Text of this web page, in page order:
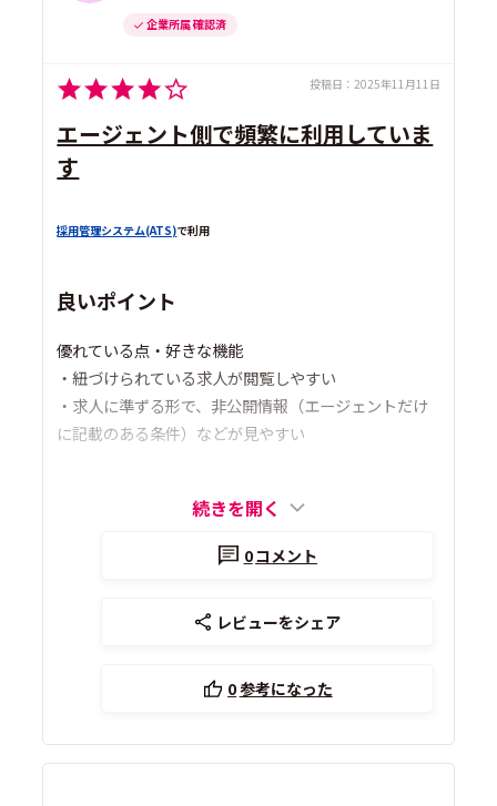
企業所属 確認済
投稿日： 2025年11月11日
エージェント側で頻繁に利用していま
す
採用管理システム(ATS)で利用
良いポイント
優れている点・好きな機能
・紐づけられている求人が閲覧しやすい
・求人に準ずる形で、非公開情報（エージェントだけ
に記載のある条件）などが見やすい
続きを開く
0コメント
レビューをシェア
0参考になった